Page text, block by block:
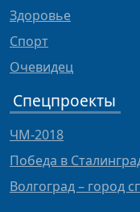
Здоровье
Спорт
Очевидец
Спецпроекты
ЧМ-2018
Победа в
Волгоград – город